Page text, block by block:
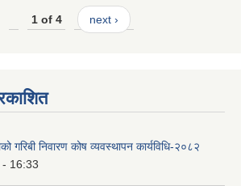
1 of 4 next ›
गरिबी निवारण कोष व्यवस्थापन कार्यविधि-२०८२
16:33